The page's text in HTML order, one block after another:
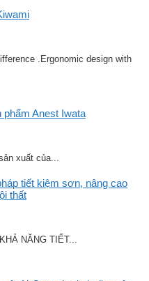
.Ergonomic design with
Anest Iwata
xuất của...
tiết kiệm sơn, nâng cao
thất
NĂNG TIẾT...